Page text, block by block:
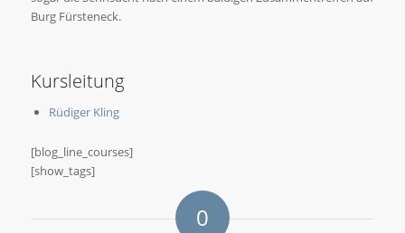
Burg Fürsteneck.
Kursleitung
Rüdiger Kling
[blog_line_courses]
[show_tags]
0